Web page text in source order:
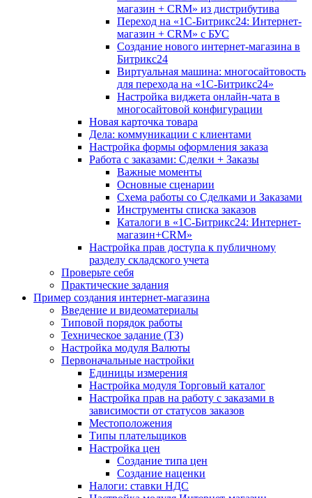
магазин + CRM» из дистрибутива
Переход на «1С-Битрикс24: Интернет-
магазин + CRM» с БУС
Создание нового интернет-магазина в
Битрикс24
Виртуальная машина: многосайтовость
для перехода на «1С-Битрикс24»
Настройка виджета онлайн-чата в
многосайтовой конфигурации
Новая карточка товара
Дела: коммуникации с клиентами
Настройка формы оформления заказа
Работа с заказами: Сделки + Заказы
Важные моменты
Основные сценарии
Схема работы со Сделками и Заказами
Инструменты списка заказов
Каталоги в «1С-Битрикс24: Интернет-
магазин+CRM»
Настройка прав доступа к публичному
разделу складского учета
Проверьте себя
Практические задания
Пример создания интернет-магазина
Введение и видеоматериалы
Типовой порядок работы
Техническое задание (ТЗ)
Настройка модуля Валюты
Первоначальные настройки
Единицы измерения
Настройка модуля Торговый каталог
Настройка прав на работу с заказами в
зависимости от статусов заказов
Местоположения
Типы плательщиков
Настройка цен
Создание типа цен
Создание наценки
Налоги: ставки НДС